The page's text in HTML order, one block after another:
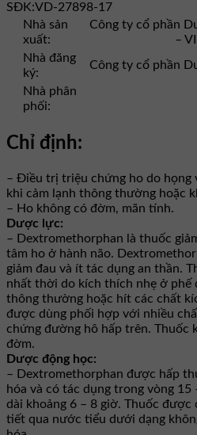
SĐK:VD-27898-17
Nhà sản
xuất:
Công ty cổ phần
–
Nhà đăng
ký:
Công ty cổ phần
Nhà phân
phối:
Chỉ định:
– Điều trị triệu chứng ho do họng
khi cảm lạnh thông thường hoặc
– Ho không có đờm, mãn tính.
Dược lực:
– Dextromethorphan là thuốc
tâm ho ở hành não.
giảm đau và ít tác dụng an thần.
nhất thời do kích thích nhẹ ở phế
thông thường hoặc hít các chất
được dùng phối hợp với nhiều
chứng đường hô hấp trên. Thuốc
đờm.
Dược động học:
– Dextromethorphan được hấp
hóa và có tác dụng trong vòng
dài khoảng 6 – 8 giờ. Thuốc được
tiết qua nước tiểu dưới dạng